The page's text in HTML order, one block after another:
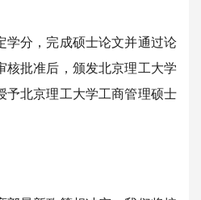
学分，完成硕士论文并通过论
核批准后，颁发北京理工大学
予北京理工大学工商管理硕士